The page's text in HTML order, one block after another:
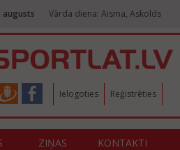
augusts Vārda diena: Aisma, Askolds
Ielogoties Reģistrēties
ZIŅAS KONTAKTI